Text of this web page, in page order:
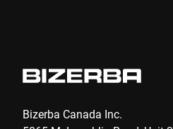
Bizerba Canada Inc.